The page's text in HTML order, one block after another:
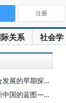
关系 社会学
注册
展的早期探讨
《历史意识与世界